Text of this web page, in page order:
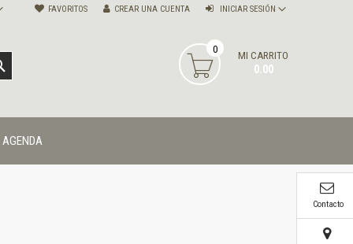
FAVORITOS INICIAR SESIÓN
CREAR UNA CUENTA
MI CARRITO
0.00
0
AGENDA
Contacto